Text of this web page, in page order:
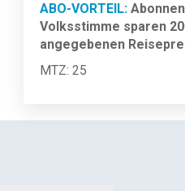
ABO-VORTEIL:
Volksstimme sparen
angegebenen
MTZ: 25